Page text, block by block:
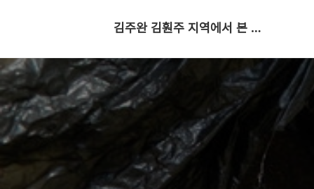
김주완 김훤주 지역에서 본 세상